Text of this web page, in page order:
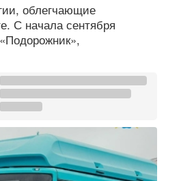
облегчающие
С начала сентября